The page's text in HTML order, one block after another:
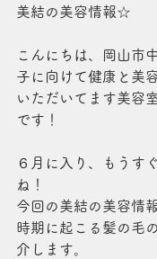
美結の美容情報☆
こんにちは、岡山市
子に向けて健康と美
いただいてます美容
です！
６月に入り、もうす
ね！
今回の美結の美容情
時期に起こる髪の毛
介します。